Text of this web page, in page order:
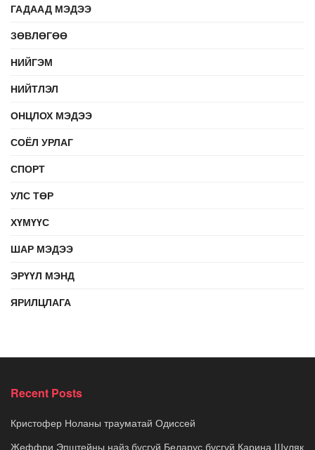
ГАДААД МЭДЭЭ
ЗӨВЛӨГӨӨ
НИЙГЭМ
НИЙТЛЭЛ
ОНЦЛОХ МЭДЭЭ
СОЁЛ УРЛАГ
СПОРТ
УЛС ТӨР
ХҮМҮҮС
ШАР МЭДЭЭ
ЭРҮҮЛ МЭНД
ЯРИЛЦЛАГА
Recent Posts
Кристофер Ноланы трауматай Одиссей
Жеффри Эпштейны найз бүсгүй Беларус бүсгүй Карина Шуляк